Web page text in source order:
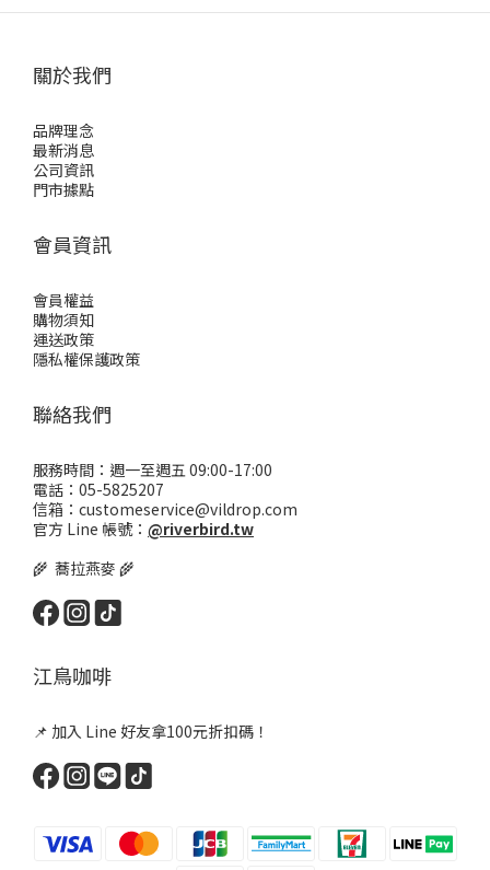
關於我們
品牌理念
最新消息
公司資訊
門市據點
會員資訊
會員權益
購物須知
運送政策
隱私權保護政策
聯絡我們
服務時間：週一至週五 09:00-17:00
電話：05-5825207
信箱：customeservice@vildrop.com
官方 Line 帳號： @riverbird.tw
🌾 蕎拉燕麥 🌾
江鳥咖啡
📌 加入 Line 好友拿100元折扣碼！